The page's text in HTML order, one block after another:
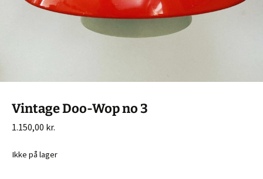
Vintage Doo-Wop no 3
1.150,00 kr.
Ikke på lager